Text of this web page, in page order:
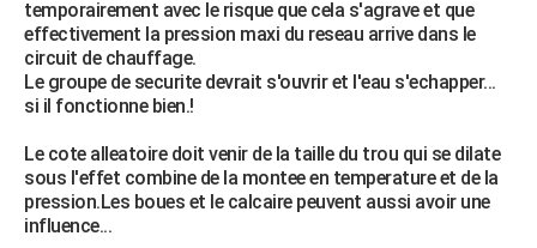
temporairement avec le risque que cela s'agrave et que
effectivement la pression maxi du reseau arrive dans le
circuit de chauffage.
Le groupe de securite devrait s'ouvrir et l'eau s'echapper...
si il fonctionne bien.!
Le cote alleatoire doit venir de la taille du trou qui se dilate
sous l'effet combine de la montee en temperature et de la
pression.Les boues et le calcaire peuvent aussi avoir une
influence...